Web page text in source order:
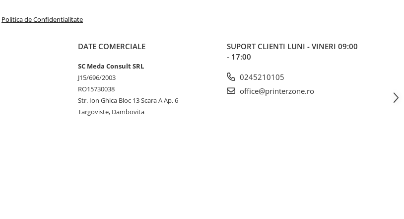
Politica de Confidentialitate
DATE COMERCIALE
SC Meda Consult SRL
J15/696/2003
RO15730038
Str. Ion Ghica Bloc 13 Scara A Ap. 6
Targoviste, Dambovita
SUPORT CLIENTI LUNI - VINERI 09:00
- 17:00
0245210105
office@printerzone.ro